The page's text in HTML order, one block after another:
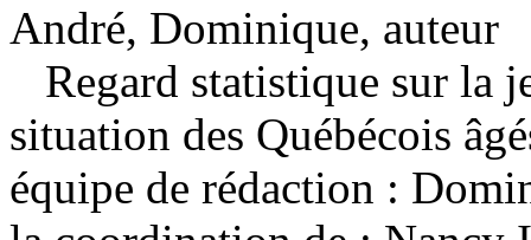
André, Dominique, auteur
Regard statistique sur la
situation des Québécois
équipe de rédaction :